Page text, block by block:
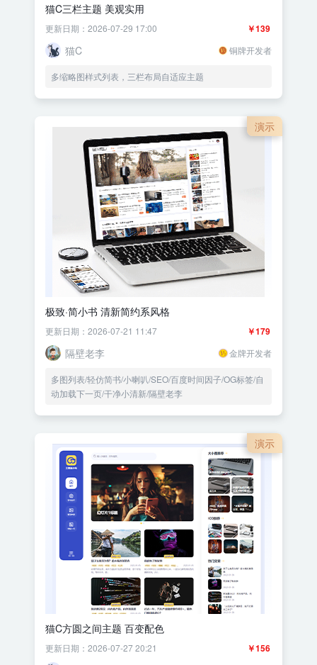
猫C三栏主题 美观实用
￥139
更新日期：2026-07-29 17:00
猫C 铜牌开发者
多缩略图样式列表，三栏布局自适应主题
演示
极致·简小书 清新简约系风格
￥179
更新日期：2026-07-21 11:47
隔壁老李 金牌开发者
多图列表/轻仿简书/小喇叭/SEO/百度时间因子/OG标签/自
动加载下一页/干净小清新/隔壁老李
演示
猫C方圆之间主题 百变配色
￥156
更新日期：2026-07-27 20:21